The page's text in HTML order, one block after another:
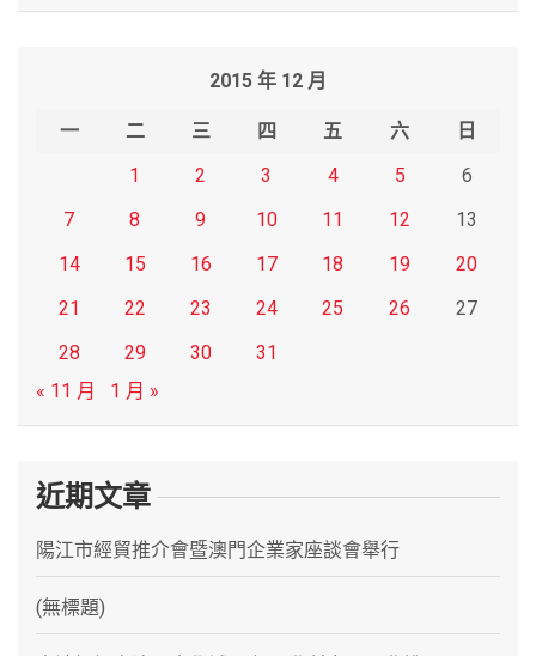
2015 年 12 月
一 二 三 四 五 六
日
1
2 3 4 5
6
7
8 9 10 11 12
13
14
15 16 17 18 19
20
21
22 23 24 25 26
27
28
29 30
31
« 11 月
1 月 »
近期文章
陽江市經貿推介會暨澳門企業家座談會舉行
(無標題)